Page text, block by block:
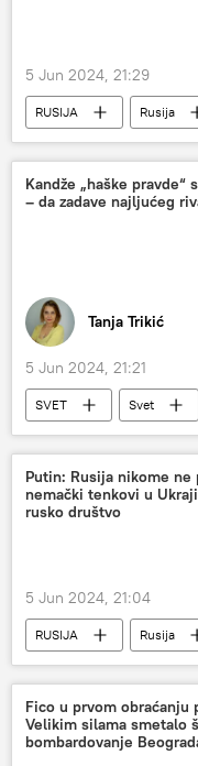
5 Jun 2024, 21:29
RUSIJA Rusija
Kandže „haške pravde“
– da zadave najljućeg
Tanja Trikić
5 Jun 2024, 21:21
SVET Svet
Svet sa Sputnjikom
Putin: Rusija nikome ne
nemački tenkovi u
rusko društvo
5 Jun 2024, 21:04
RUSIJA
Rusija
Specijalna vojna operacija
Vladimir Putin
Fico u prvom obraćanju
Velikim silama smetalo
bombardovanje